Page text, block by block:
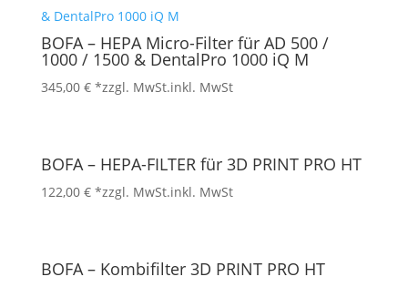
BOFA – HEPA Micro-Filter für AD 500 /
1000 / 1500 & DentalPro 1000 iQ M
345,00 € *zzgl. MwSt.inkl. MwSt
BOFA – HEPA-FILTER für 3D PRINT PRO HT
122,00 € *zzgl. MwSt.inkl. MwSt
BOFA – Kombifilter 3D PRINT PRO HT